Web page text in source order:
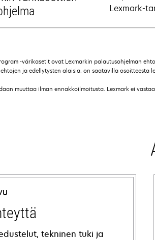
Lexmark-
-värikasetit ovat Lexmarkin palautusohjelman
ja edellytysten alaisia, on saatavilla osoitteesta
muuttaa ilman ennakkoilmoitusta. Lexmark ei
tekninen tuki ja